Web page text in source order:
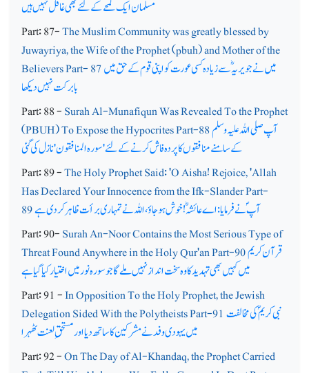
مسلمان ایک لمحے کے لئے بھی غافل نہیں ہیں
Part: 87-The Muslim Community was greatly blessed by
Juwayriya, the Wife of the Prophet (pbuh) and Mother of the
Believers Part- 87میں نے جویریہؓ سے زیادہ کسی عورت کو اپنی قوم کے حق میں
بابرکت نہیں دیکھا
Part: 88 -Surah Al-Munafiqun Was Revealed To the Prophet
(PBUH) To Expose the Hypocrites Part-88آپ صلی اللہ علیہ وسلم
کے سامنے منافقوں کا پردہ فاش کرنے کے لئے'سورہ المنافقون'نازل کی گئی
Part: 89 -The Holy Prophet Said: 'O Aisha! Rejoice, 'Allah
Has Declared Your Innocence from the Ifk-Slander Part-
89آپ ؐ نے فرمایا: اے عائشہؓ! خوش ہوجاؤ، اللہ نے تمہاری برأت ظاہر کردی ہے
Part: 90-Surah An-Noor Contains the Most Serious Type of
Threat Found Anywhere in the Holy Qur'an Part-90قرآن کریم
میں کہیں بھی تہدید کا وہ سخت انداز نہیں ملےگا جو سورہ نور میں اختیار کیا گیا ہے
Part: 91 -In Opposition To the Holy Prophet, the Jewish
Delegation Sided With the Polytheists Part-91نبی کریم ؐ کی مخالفت
میں یہودی وفد نے مشرکین کا ساتھ دیا اور مستحق ِلعنت ٹھہرا
Part: 92 -On The Day of Al-Khandaq, the Prophet Carried